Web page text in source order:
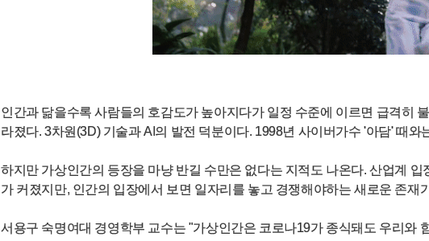
인간과 닮을수록 사람들의 호감도가 높아지다가 일정 수준에 이르면 급격히
라졌다. 3차원(3D) 기술과 AI의 발전 덕분이다. 1998년 사이버가수 '아담' 때와
하지만 가상인간의 등장을 마냥 반길 수만은 없다는 지적도 나온다. 산업계
가 커졌지만, 인간의 입장에서 보면 일자리를 놓고 경쟁해야하는 새로운 존재
서용구 숙명여대 경영학부 교수는 "가상인간은 코로나19가 종식돼도 우리와